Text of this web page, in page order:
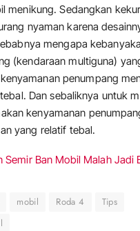
menikung. Sedangkan
nyaman karena
mengapa
(kendaraan multiguna)
penumpang
Dan sebaliknya untuk
kenyamanan
yang relatif tebal.
Semir Ban Mobil Malah Jadi
mobil Roda 4
Tips